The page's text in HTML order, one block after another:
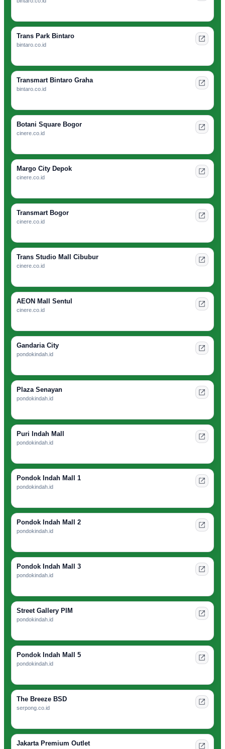
Trans Park Bintaro
bintaro.co.id
Transmart Bintaro Graha
bintaro.co.id
Botani Square Bogor
cinere.co.id
Margo City Depok
cinere.co.id
Transmart Bogor
cinere.co.id
Trans Studio Mall Cibubur
cinere.co.id
AEON Mall Sentul
cinere.co.id
Gandaria City
pondokindah.id
Plaza Senayan
pondokindah.id
Puri Indah Mall
pondokindah.id
Pondok Indah Mall 1
pondokindah.id
Pondok Indah Mall 2
pondokindah.id
Pondok Indah Mall 3
pondokindah.id
Street Gallery PIM
pondokindah.id
Pondok Indah Mall 5
pondokindah.id
The Breeze BSD
serpong.co.id
Jakarta Premium Outlet